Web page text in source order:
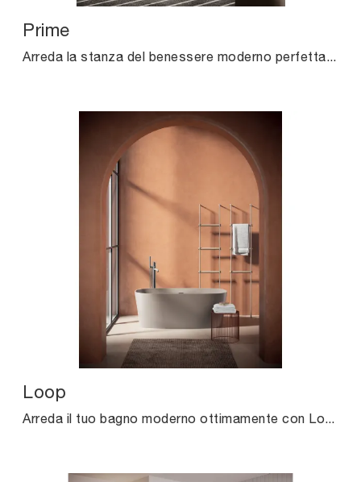
Prime
Arreda la stanza del benessere moderno perfettamente con Prime, box doccia e oggetti in vetro di Agha.
Loop
Arreda il tuo bagno moderno ottimamente con Loop, sanitari e accessori in resina minerale di Agha.